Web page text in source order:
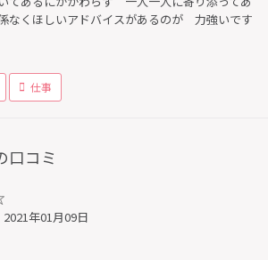
なくほしいアドバイスがあるのが 力強いです
仕事
口コミ
2021年01月09日